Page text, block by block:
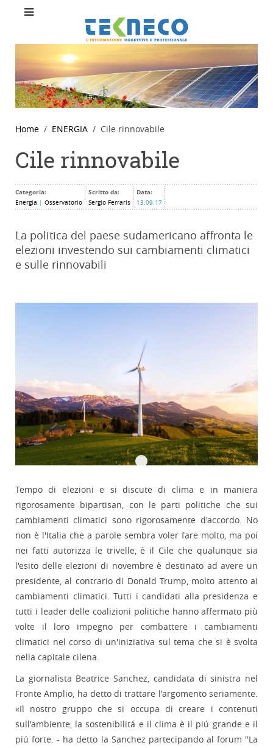
Home ENERGIA Cile rinnovabile
Cile rinnovabile
Categoria:
Energia Osservatorio
Scritto da:
Sergio Ferraris
Data:
13.09.17
La politica del paese sudamericano affronta le
elezioni investendo sui cambiamenti climatici
e sulle rinnovabili
Tempo di elezioni e si discute di clima e in maniera
rigorosamente bipartisan, con le parti politiche che sui
cambiamenti climatici sono rigorosamente d'accordo. No
non è l'Italia che a parole sembra voler fare molto, ma poi
nei fatti autorizza le trivelle, è il Cile che qualunque sia
l'esito delle elezioni di novembre è destinato ad avere un
presidente, al contrario di Donald Trump, molto attento ai
cambiamenti climatici. Tutti i candidati alla presidenza e
tutti i leader delle coalizioni politiche hanno affermato più
volte il loro impegno per combattere i cambiamenti
climatici nel corso di un'iniziativa sul tema che si è svolta
nella capitale cilena.
La giornalista Beatrice Sanchez, candidata di sinistra nel
Fronte Amplio, ha detto di trattare l'argomento seriamente.
«Il nostro gruppo che si occupa di creare i contenuti
sull'ambiente, la sostenibilitá e il clima è il piú grande e il
piú forte. - ha detto la Sanchez partecipando al forum "La